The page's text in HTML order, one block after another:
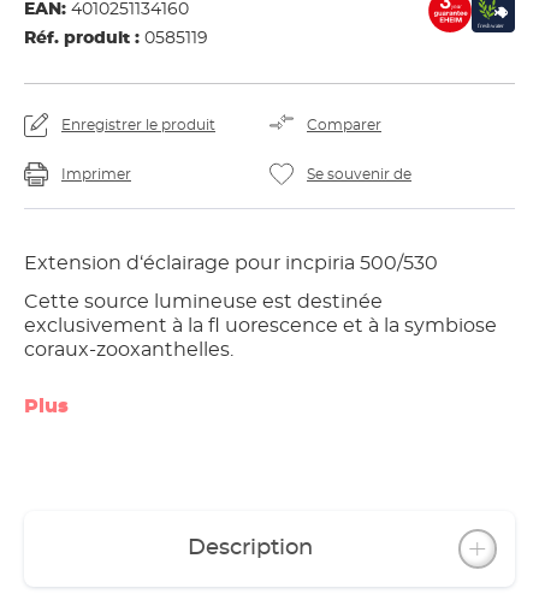
EAN: 4010251134160
Réf. produit : 0585119
Enregistrer le produit Comparer
Imprimer Se souvenir de
Extension d‘éclairage pour incpiria 500/530
Cette source lumineuse est destinée
exclusivement à la fl uorescence et à la symbiose
coraux-zooxanthelles.
Plus
Description